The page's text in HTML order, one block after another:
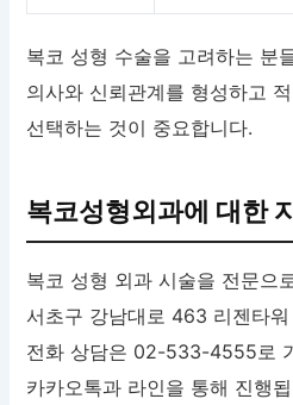
복코 성형 수술을 고려하는 분
의사와 신뢰관계를 형성하고
선택하는 것이 중요합니다.
복코성형외과에 대한
복코 성형 외과 시술을 전문으
서초구 강남대로 463 리젠타
전화 상담은 02-533-4555로
카카오톡과 라인을 통해 진행